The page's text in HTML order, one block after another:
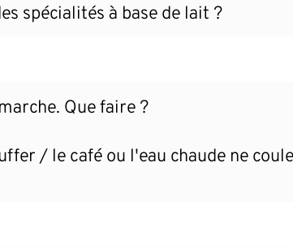
spécialités à base de lait ?
Que faire ?
/ le café ou l'eau chaude ne